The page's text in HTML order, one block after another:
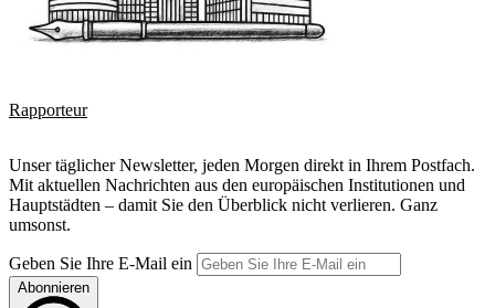
Rapporteur
Unser täglicher Newsletter, jeden Morgen direkt in Ihrem Postfach.
Mit aktuellen Nachrichten aus den europäischen Institutionen und
Hauptstädten – damit Sie den Überblick nicht verlieren. Ganz
umsonst.
Geben Sie Ihre E-Mail ein
Abonnieren